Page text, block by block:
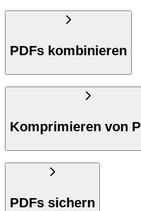
PDFs kombinieren
Komprimieren von
PDFs sichern